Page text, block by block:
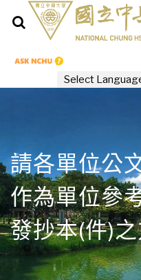
請各單位公
作為單位參
發抄本(件)